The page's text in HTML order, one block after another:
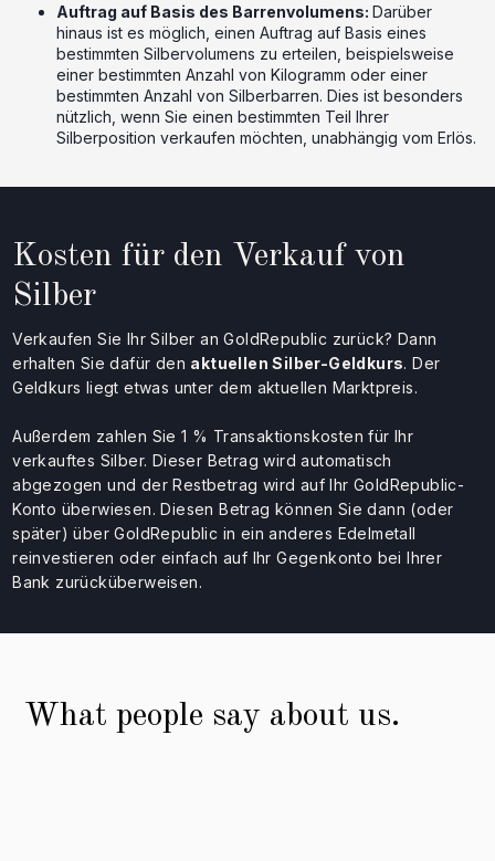
Auftrag auf Basis des Barrenvolumens:Darüber
hinaus ist es möglich, einen Auftrag auf Basis eines
bestimmten Silbervolumens zu erteilen, beispielsweise
einer bestimmten Anzahl von Kilogramm oder einer
bestimmten Anzahl von Silberbarren. Dies ist besonders
nützlich, wenn Sie einen bestimmten Teil Ihrer
Silberposition verkaufen möchten, unabhängig vom Erlös.
Kosten für den Verkauf von
Silber
Verkaufen Sie Ihr Silber an GoldRepublic zurück? Dann
erhalten Sie dafür den aktuellen Silber-Geldkurs. Der
Geldkurs liegt etwas unter dem aktuellen Marktpreis.
Außerdem zahlen Sie 1 % Transaktionskosten für Ihr
verkauftes Silber. Dieser Betrag wird automatisch
abgezogen und der Restbetrag wird auf Ihr GoldRepublic-
Konto überwiesen. Diesen Betrag können Sie dann (oder
später) über GoldRepublic in ein anderes Edelmetall
reinvestieren oder einfach auf Ihr Gegenkonto bei Ihrer
Bank zurücküberweisen.
What people say about us.